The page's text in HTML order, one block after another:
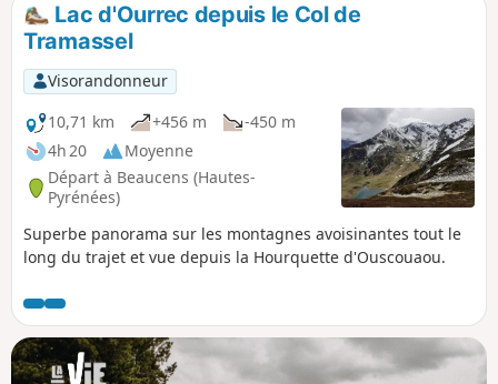
Lac d'Ourrec depuis le Col de
Tramassel
Visorandonneur
10,71 km
+456 m
-450 m
4h 20
Moyenne
Départ à Beaucens (Hautes-
Pyrénées)
Superbe panorama sur les montagnes avoisinantes tout le
long du trajet et vue depuis la Hourquette d'Ouscouaou.